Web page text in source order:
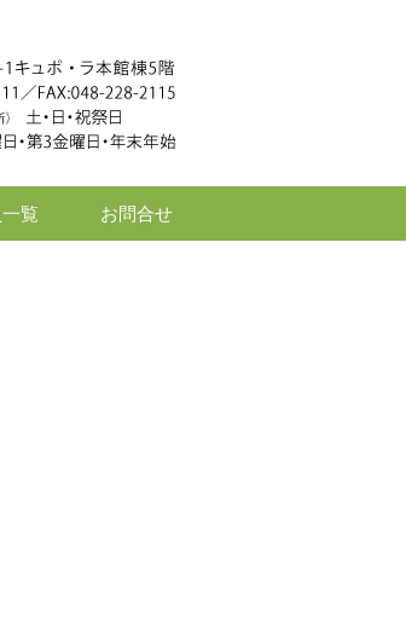
覧 お問合せ